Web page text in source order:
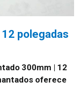
polegadas
300mm | 12
oferece